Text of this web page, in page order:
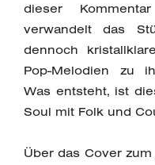
dieser
verwandelt das
dennoch
Pop-Melodien zu
Was entsteht, ist
Soul mit Folk und
Über das Cover